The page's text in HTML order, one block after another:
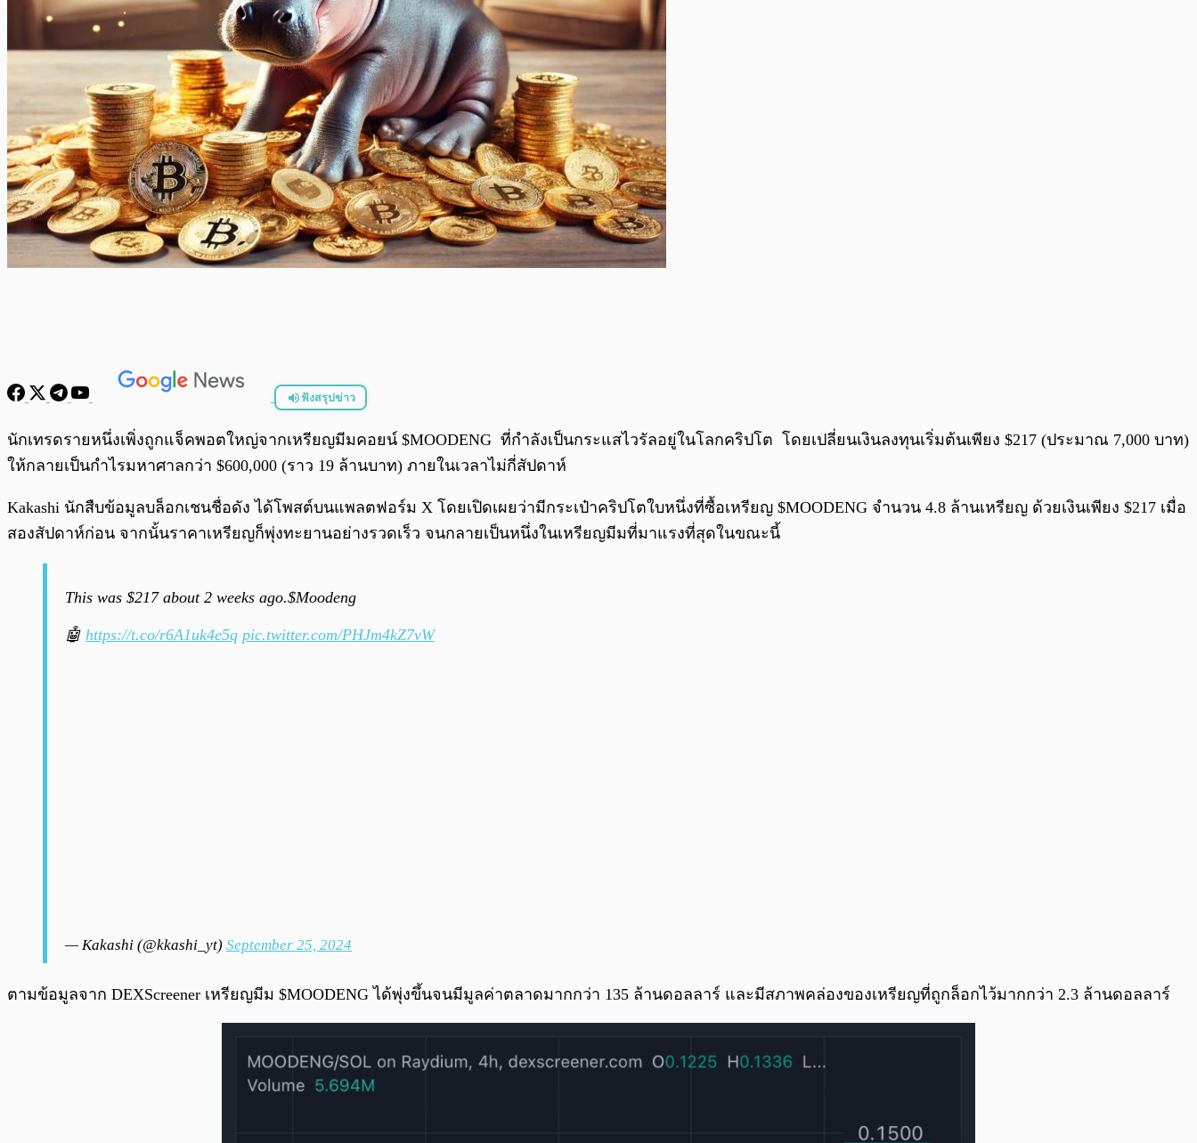
ฟังสรุปข่าว
0:00
นักเทรดรายหนึ่งเพิ่งถูกแจ็คพอตใหญ่จากเหรียญมีมคอยน์ $MOODENG ที่กำลังเป็นกระแสไวรัลอยู่ในโลกคริปโต โดยเปลี่ยนเงินลงทุนเริ่มต้นเพียง $217 (ประมาณ 7,000 บาท)
ให้กลายเป็นกำไรมหาศาลกว่า $600,000 (ราว 19 ล้านบาท) ภายในเวลาไม่กี่สัปดาห์
Kakashi นักสืบข้อมูลบล็อกเชนชื่อดัง ได้โพสต์บนแพลตฟอร์ม X โดยเปิดเผยว่ามีกระเป๋าคริปโตใบหนึ่งที่ซื้อเหรียญ $MOODENG จำนวน 4.8 ล้านเหรียญ ด้วยเงินเพียง $217 เมื่อ
สองสัปดาห์ก่อน จากนั้นราคาเหรียญก็พุ่งทะยานอย่างรวดเร็ว จนกลายเป็นหนึ่งในเหรียญมีมที่มาแรงที่สุดในขณะนี้
This was $217 about 2 weeks ago.$Moodeng
🤖 https://t.co/r6A1uk4e5q pic.twitter.com/PHJm4kZ7vW
— Kakashi (@kkashi_yt) September 25, 2024
ตามข้อมูลจาก DEXScreener เหรียญมีม $MOODENG ได้พุ่งขึ้นจนมีมูลค่าตลาดมากกว่า 135 ล้านดอลลาร์ และมีสภาพคล่องของเหรียญที่ถูกล็อกไว้มากกว่า 2.3 ล้านดอลลาร์